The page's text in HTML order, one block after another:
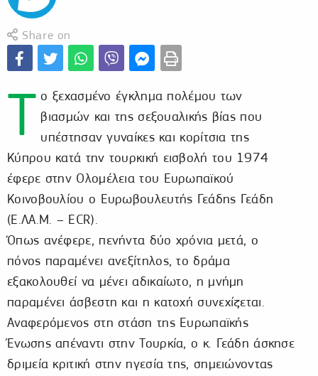
Share on
Τ ο ξεχασμένο έγκλημα πολέμου των
βιασμών και της σεξουαλικής βίας που
υπέστησαν γυναίκες και κορίτσια της
Κύπρου κατά την τουρκική εισβολή του 1974
έφερε στην Ολομέλεια του Ευρωπαϊκού
Κοινοβουλίου ο Ευρωβουλευτής Γεάδης Γεάδη
(Ε.ΛΑ.Μ. – ECR).
Όπως ανέφερε, πενήντα δύο χρόνια μετά, ο
πόνος παραμένει ανεξίτηλος, το δράμα
εξακολουθεί να μένει αδικαίωτο, η μνήμη
παραμένει άσβεστη και η κατοχή συνεχίζεται.
Αναφερόμενος στη στάση της Ευρωπαϊκής
Ένωσης απέναντι στην Τουρκία, ο κ. Γεάδη άσκησε
δριμεία κριτική στην ηγεσία της, σημειώνοντας